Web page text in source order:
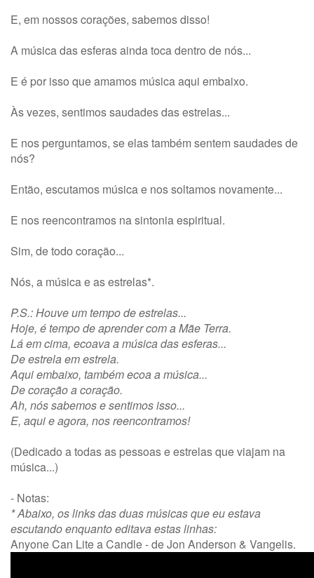
E, em nossos corações, sabemos disso!
A música das esferas ainda toca dentro de nós...
E é por isso que amamos música aqui embaixo.
Às vezes, sentimos saudades das estrelas...
E nos perguntamos, se elas também sentem saudades de
nós?
Então, escutamos música e nos soltamos novamente...
E nos reencontramos na sintonia espiritual.
Sim, de todo coração...
Nós, a música e as estrelas*.
P.S.: Houve um tempo de estrelas...
Hoje, é tempo de aprender com a Mãe Terra.
Lá em cima, ecoava a música das esferas...
De estrela em estrela.
Aqui embaixo, também ecoa a música...
De coração a coração.
Ah, nós sabemos e sentimos isso...
E, aqui e agora, nos reencontramos!
(Dedicado a todas as pessoas e estrelas que viajam na
música...)
- Notas:
* Abaixo, os links das duas músicas que eu estava
escutando enquanto editava estas linhas:
Anyone Can Lite a Candle - de Jon Anderson & Vangelis.